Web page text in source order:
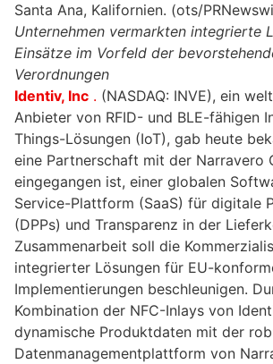
Santa Ana, Kalifornien. (ots/
Unternehmen vermarkten integrierte
Einsätze im Vorfeld der
Verordnungen
Identiv, Inc . (NASDAQ: INVE), ein
Anbieter von RFID- und BLE-fähigen
Things-Lösungen (IoT), gab heute
eine Partnerschaft mit der Narravero
eingegangen ist, einer globalen
Service-Plattform (SaaS) für digitale
(DPPs) und Transparenz in der
Zusammenarbeit soll die
integrierter Lösungen für EU-
Implementierungen beschleunigen.
Kombination der NFC-Inlays von
dynamische Produktdaten mit der
Datenmanagementplattform von